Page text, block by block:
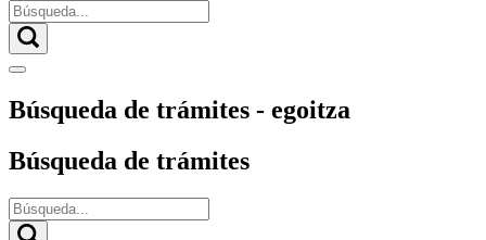
Búsqueda de trámites - egoitza
Búsqueda de trámites